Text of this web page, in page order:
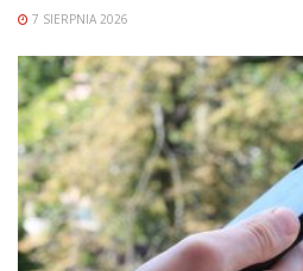
7 SIERPNIA 2026